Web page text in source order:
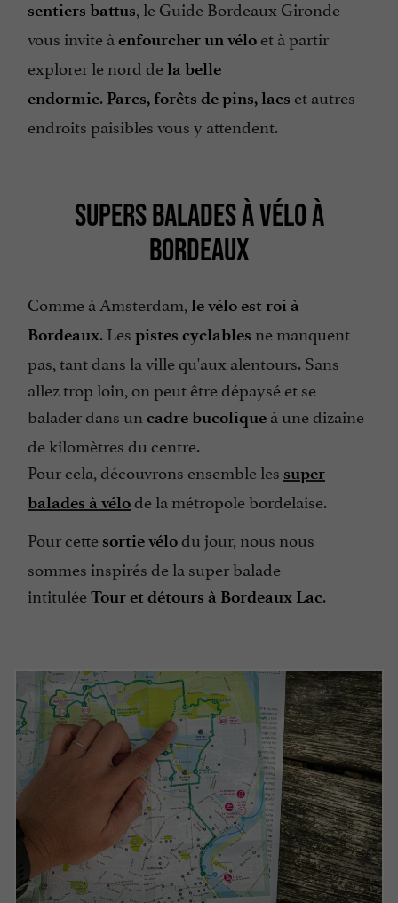
sentiers battus, le Guide Bordeaux Gironde
vous invite à enfourcher un vélo et à partir
explorer le nord dela belle
endormie. Parcs, forêts de pins, lacs et autres
endroits paisibles vous y attendent.
SUPERS BALADES À VÉLO À
BORDEAUX
Comme à Amsterdam, le vélo est roi à
Bordeaux. Les pistes cyclables ne manquent
pas, tant dans la ville qu'aux alentours. Sans
allez trop loin, on peut être dépaysé et se
balader dans un cadre bucolique à une dizaine
de kilomètres du centre.
Pour cela, découvrons ensemble les super
balades à vélode la métropole bordelaise.
Pour cette sortie vélodu jour, nous nous
sommes inspirés de la super balade
intituléeTour et détours à Bordeaux Lac.